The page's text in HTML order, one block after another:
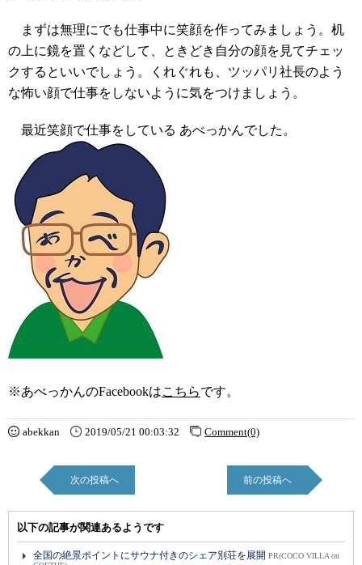
まずは無理にでも仕事中に笑顔を作ってみましょう。机
の上に鏡を置くなどして、ときどき自分の顔を見てチェッ
クするといいでしょう。くれぐれも、ツッパリ社長のよう
な怖い顔で仕事をしないように気をつけましょう。
最近笑顔で仕事をしている あべっかんでした。
※あべっかんのFacebookはこちらです。
abekkan 2019/05/21 00:03:32 Comment(0)
次の投稿へ 前の投稿へ
以下の記事が関連あるようです
全国の絶景ポイントにサウナ付きのシェア別荘を展開 PR(COCO VILLA on